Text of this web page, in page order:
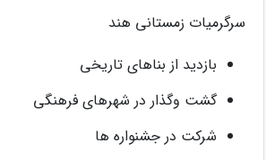
سرگرمیات زمستانی هند
بازدید از بناهای تاریخی
گشت وگذار در شهرهای فرهنگی
شرکت در جشنواره ها